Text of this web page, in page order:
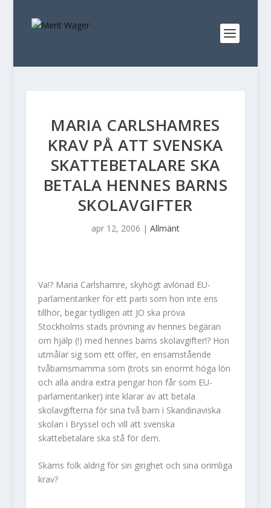
MARIA CARLSHAMRES
KRAV PÅ ATT SVENSKA
SKATTEBETALARE SKA
BETALA HENNES BARNS
SKOLAVGIFTER
apr 12, 2006 | Allmänt
Va!? Maria Carlshamre, skyhögt avlönad EU-
parlamentariker för ett parti som hon inte ens
tillhör, begär tydligen att JO ska pröva
Stockholms stads prövning av hennes begäran
om hjälp (!) med hennes barns skolavgifter!? Hon
utmålar sig som ett offer, en ensamstående
tvåbarnsmamma som (trots sin enormt höga lön
och alla andra extra pengar hon får som EU-
parlamentariker) inte klarar av att betala
skolavgifterna för sina två barn i Skandinaviska
skolan i Bryssel och vill att svenska
skattebetalare ska stå för dem.
Skäms folk aldrig för sin girighet och sina orimliga
krav?